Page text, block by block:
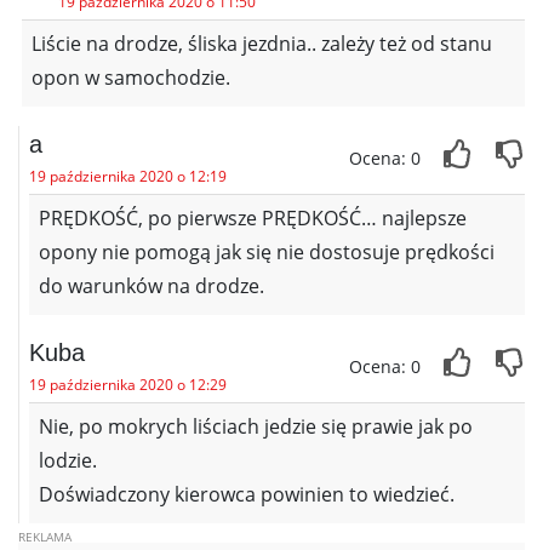
Liście na drodze, śliska jezdnia.. zależy też od stanu
opon w samochodzie.
a
19 października 2020 o 12:19
Ocena: 0
PRĘDKOŚĆ, po pierwsze PRĘDKOŚĆ… najlepsze
opony nie pomogą jak się nie dostosuje prędkości
do warunków na drodze.
Kuba
19 października 2020 o 12:29
Ocena: 0
Nie, po mokrych liściach jedzie się prawie jak po
lodzie.
Doświadczony kierowca powinien to wiedzieć.